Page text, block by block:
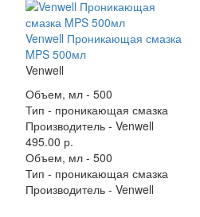
Venwell Проникающая смазка
MPS 500мл
Venwell
Объем, мл - 500
Тип - проникающая смазка
Производитель - Venwell
495.00 р.
Объем, мл - 500
Тип - проникающая смазка
Производитель - Venwell